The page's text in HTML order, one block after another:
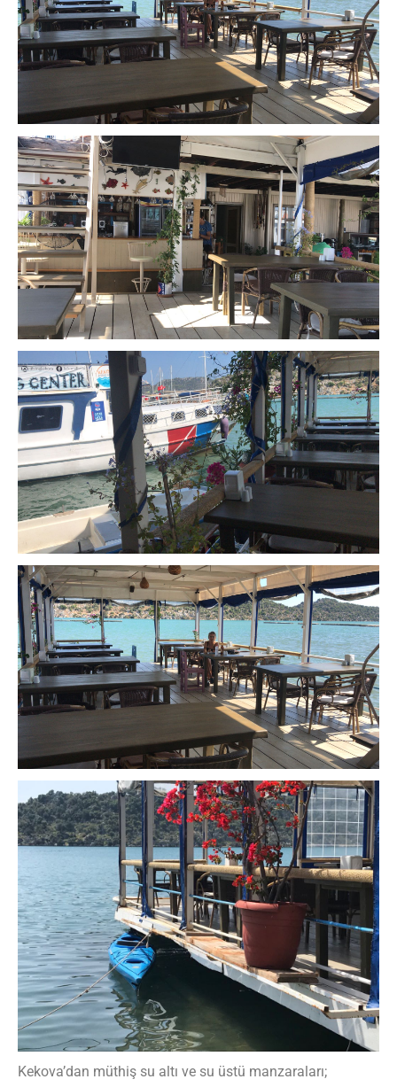
Kekova’dan müthiş su altı ve su üstü manzaraları;